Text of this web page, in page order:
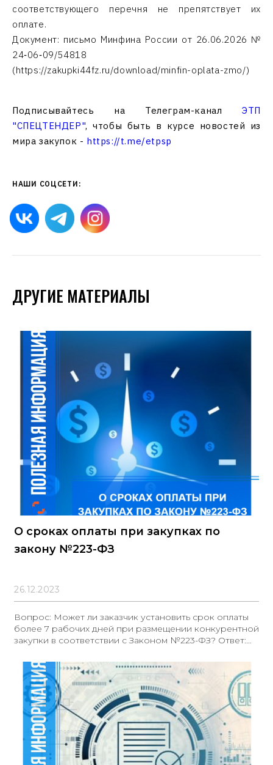
соответствующего перечня не препятствует их
оплате.
Документ: письмо Минфина России от 26.06.2026 №
24‑06‑09/54818
(https://zakupki44fz.ru/download/minfin-oplata-zmo/)
Подписывайтесь на Телеграм-каналЭТП
"СПЕЦТЕНДЕР", чтобы быть в курсе новостей из
мира закупок - https://t.me/etpsp
НАШИ СОЦСЕТИ:
ДРУГИЕ МАТЕРИАЛЫ
О сроках оплаты при закупках по
закону №223-ФЗ
26.12.2023
Вопрос: Может ли заказчик установить срок оплаты
более 7 рабочих дней при размещении конкурентной
закупки в соответствии с Законом №223-ФЗ? Ответ:
рабочих дней, если такая возможность
предусмотрена Положением о закупке заказчика и
закупка не осуществляется с преимуществом для
субъектов малого и среднего предпринимательства
(МСП). Обоснование: В соответствии с частью 5.3
статьи 3 Закона №223-ФЗ, срок оплаты должен
составлять не более 7 рабочих дней с даты приемки
товара (выполненной